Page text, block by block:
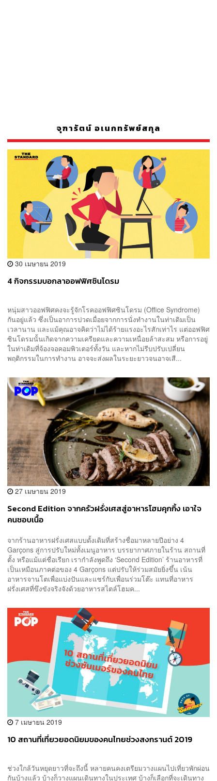
จุฑารัตน์ อเนกทรัพย์สกุล
30 เมษายน 2019
4 กิจกรรมบอกลาออฟฟิศซินโดรม
หนุ่มสาวออฟฟิศคงจะรู้จักโรคออฟฟิศซินโดรม (Office Syndrome)
กันอยู่แล้ว ซึ่งเป็นอาการปวดเมื่อยจากการนั่งทำงานในท่าเดิมเป็น
เวลานาน และแม้คุณอาจคิดว่าไม่ได้ร้ายแรงอะไรสักเท่าไร แต่ออฟฟิศ
ซินโดรมนั้นเกิดจากความเครียดและความเหนื่อยล้าสะสม หรือการอยู่
ในท่าเดิมที่จ้องจอคอมพิวเตอร์ทั้งวัน และหากไม่รีบปรับเปลี่ยน
พฤติกรรมในการทำงาน อาจจะส่งผลในระยะยาวจนอาจเสี...
27 เมษายน 2019
Second Edition จากครัวฝรั่งเศสสู่อาหารโฮมคุกกิ้ง เอาใจ
คนชอบเนื้อ
จากร้านอาหารฝรั่งเศสแบบดั้งเดิมที่สร้างชื่อมาหลายปีอย่าง 4
Garçons สู่การปรับใหม่ทั้งเมนูอาหาร บรรยากาศภายในร้าน สถานที่
ตั้ง หรือแม้แต่ชื่อเรียก เรากำลังพูดถึง ‘Second Edition’ ร้านอาหารที่
เป็นเหมือนภาคต่อของ 4 Garçons แต่ปรับให้ร่วมสมัยยิ่งขึ้น เน้น
อาหารจานโตเพื่อแบ่งปันและแชร์กับเพื่อนร่วมโต๊ะ แทนที่อาหาร
ฝรั่งเศสที่ขึงขังจริงจังด้วยอาหารสไตล์โฮมค...
7 เมษายน 2019
10 สถานที่เที่ยวยอดนิยมของคนไทยช่วงสงกรานต์ 2019
ช่วงใกล้วันหยุดยาวที่จะถึงนี้ หลายคนคงเตรียมวางแผนไปเที่ยวพักผ่อน
กันบ้างแล้ว บ้างก็วางแผนเดินทางในประเทศ บ้างก็เลือกที่จะเดินทาง